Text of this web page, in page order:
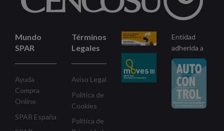
Mundo
SPAR
Ayuda
Compra
Online
SPAR España
Términos
Legales
Aviso Legal
Política de
Cookies
Política de
Entidad
adherida a